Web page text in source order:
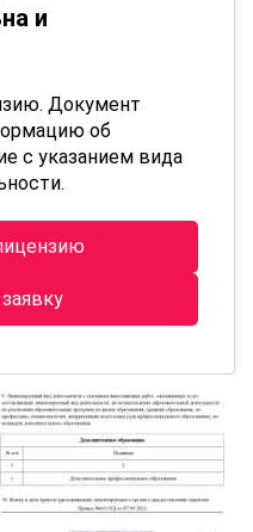
и
Документ
об
с указанием вида